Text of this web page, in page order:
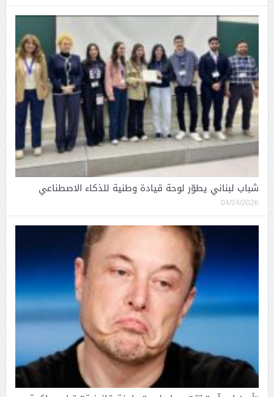
شباب لبناني يطوّر لوحة قيادة وطنية للذكاء الاصطناعي
04/24/2026